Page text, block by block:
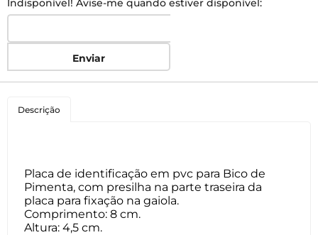
Indisponível! Avise-me quando estiver disponível:
Enviar
Descrição
Placa de identificação em pvc para Bico de
Pimenta, com presilha na parte traseira da
placa para fixação na gaiola.
Comprimento: 8 cm.
Altura: 4,5 cm.